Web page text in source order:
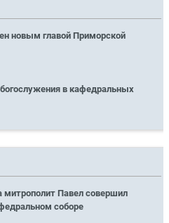
новым главой Приморской
в кафедральных
митрополит Павел совершил
соборе